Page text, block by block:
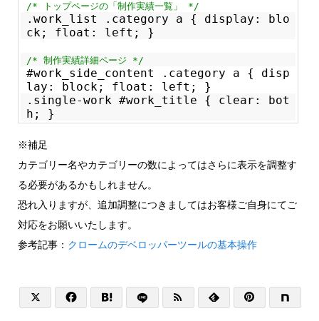
/* トップページの「制作実績一覧」 */
.work_list .category a { display: blo
ck; float: left; }
/* 制作実績詳細ページ */
#work_side_content .category a { disp
lay: block; float: left; }
.single-work #work_title { clear: bot
h; }
※補足
カテゴリー名やカテゴリーの数によってはさらに表示を調整す
る必要があるかもしれません。
恐れ入りますが、追加調整につきましてはお客様ご自身にてご
対応をお願いいたします。
参考記事： クロームのデベロッパーツールの基本操作
     